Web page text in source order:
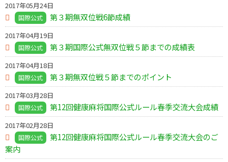
2017年05月24日
国際公式 第３期無双位戦6節成績
2017年04月19日
国際公式 第３期国際公式無双位戦５節までの成績表
2017年04月18日
国際公式 第３期無双位戦５節までのポイント
2017年03月28日
国際公式 第12回健康麻将国際公式ルール春季交流大会成績
2017年02月28日
国際公式
第12回健康麻将国際公式ルール春季交流大会のご
案内